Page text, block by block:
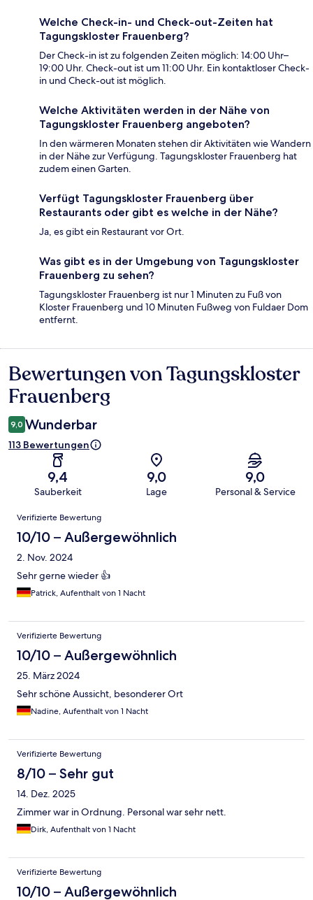
Welche Check-in- und Check-out-Zeiten hat
Tagungskloster Frauenberg?
Der Check-in ist zu folgenden Zeiten möglich: 14:00 Uhr–
19:00 Uhr. Check-out ist um 11:00 Uhr. Ein kontaktloser Check-
in und Check-out ist möglich.
Welche Aktivitäten werden in der Nähe von
Tagungskloster Frauenberg angeboten?
In den wärmeren Monaten stehen dir Aktivitäten wie Wandern
in der Nähe zur Verfügung. Tagungskloster Frauenberg hat
zudem einen Garten.
Verfügt Tagungskloster Frauenberg über
Restaurants oder gibt es welche in der Nähe?
Ja, es gibt ein Restaurant vor Ort.
Was gibt es in der Umgebung von Tagungskloster
Frauenberg zu sehen?
Tagungskloster Frauenberg ist nur 1 Minuten zu Fuß von
Kloster Frauenberg und 10 Minuten Fußweg von Fuldaer Dom
entfernt.
Bewertungen
Bewertungen von Tagungskloster
Frauenberg
9,0 Wunderbar
113 Bewertungen
9,4
Sauberkeit
9,0
Lage
9,0
Personal & Service
Bewertungen
Verifizierte Bewertung
10/10 – Außergewöhnlich
2. Nov. 2024
Sehr gerne wieder 👍
Patrick, Aufenthalt von 1 Nacht
Verifizierte Bewertung
10/10 – Außergewöhnlich
25. März 2024
Sehr schöne Aussicht, besonderer Ort
Nadine, Aufenthalt von 1 Nacht
Verifizierte Bewertung
8/10 – Sehr gut
14. Dez. 2025
Zimmer war in Ordnung. Personal war sehr nett.
Dirk, Aufenthalt von 1 Nacht
Verifizierte Bewertung
10/10 – Außergewöhnlich